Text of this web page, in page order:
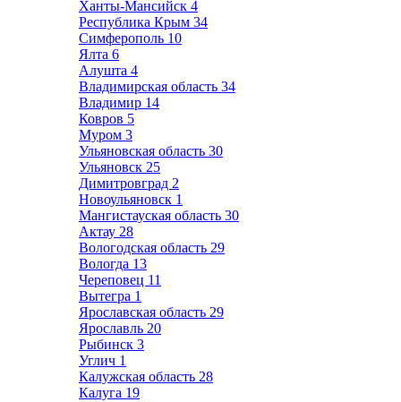
Ханты-Мансийск 4
Республика Крым 34
Симферополь 10
Ялта 6
Алушта 4
Владимирская область 34
Владимир 14
Ковров 5
Муром 3
Ульяновская область 30
Ульяновск 25
Димитровград 2
Новоульяновск 1
Мангистауская область 30
Актау 28
Вологодская область 29
Вологда 13
Череповец 11
Вытегра 1
Ярославская область 29
Ярославль 20
Рыбинск 3
Углич 1
Калужская область 28
Калуга 19